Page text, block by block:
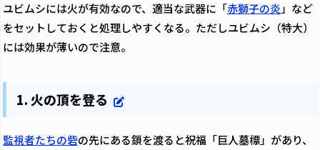
ユビムシには火が有効なので、適当な武器に「赤獅子の炎 」など
をセットしておくと処理しやすくなる。ただしユビムシ（特大）
には効果が薄いので注意。
1. 火の頂を登る
監視者たちの砦の先にある鎖を渡ると祝福「巨人墓標」があり、